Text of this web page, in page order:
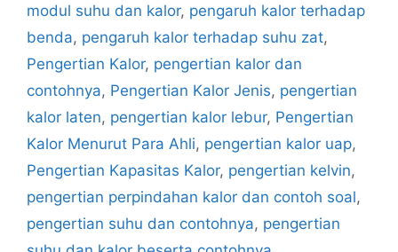
modul suhu dan kalor, pengaruh kalor terhadap
benda, pengaruh kalor terhadap suhu zat,
Pengertian Kalor, pengertian kalor dan
contohnya, Pengertian Kalor Jenis, pengertian
kalor laten, pengertian kalor lebur, Pengertian
Kalor Menurut Para Ahli, pengertian kalor uap,
Pengertian Kapasitas Kalor, pengertian kelvin,
pengertian perpindahan kalor dan contoh soal,
pengertian suhu dan contohnya, pengertian